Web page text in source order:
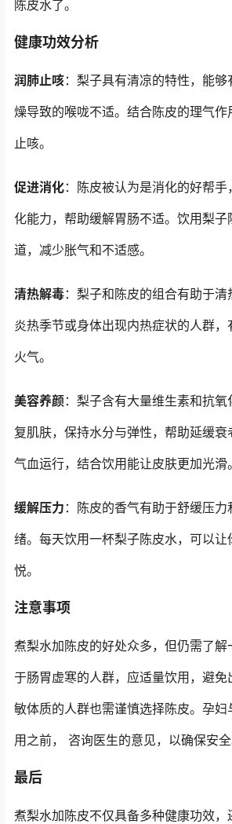
陈皮水了。
健康功效分析
润肺止咳：梨子具有清凉的特性，能
燥导致的喉咙不适。结合陈皮的理气作
止咳。
促进消化：陈皮被认为是消化的好帮
化能力，帮助缓解胃肠不适。饮用梨子
道，减少胀气和不适感。
清热解毒：梨子和陈皮的组合有助于
炎热季节或身体出现内热症状的人群，
火气。
美容养颜：梨子含有大量维生素和抗
复肌肤，保持水分与弹性，帮助延缓
气血运行，结合饮用能让皮肤更加光滑。
缓解压力 ：陈皮的香气有助于舒缓压
绪。每天饮用一杯梨子陈皮水，可以让
悦。
注意事项
煮梨水加陈皮的好处众多，但仍需了
于肠胃虚寒的人群，应适量饮用，避
敏体质的人群也需谨慎选择陈皮。孕妇
用之前， 咨询医生的意见，以确保安全
最后
煮梨水加陈皮不仅具备多种健康功效，